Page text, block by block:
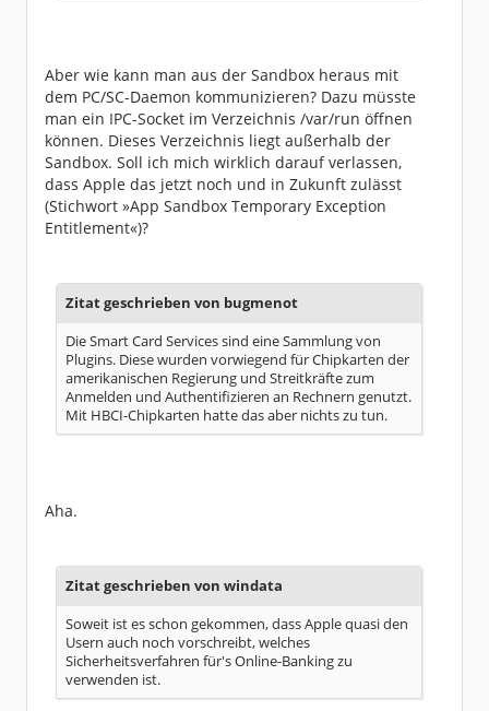
Aber wie kann man aus der Sandbox heraus mit
dem PC/SC-Daemon kommunizieren? Dazu müsste
man ein IPC-Socket im Verzeichnis /var/run öffnen
können. Dieses Verzeichnis liegt außerhalb der
Sandbox. Soll ich mich wirklich darauf verlassen,
dass Apple das jetzt noch und in Zukunft zulässt
(Stichwort »App Sandbox Temporary Exception
Entitlement«)?
Zitat geschrieben von bugmenot
Die Smart Card Services sind eine Sammlung von
Plugins. Diese wurden vorwiegend für Chipkarten der
amerikanischen Regierung und Streitkräfte zum
Anmelden und Authentifizieren an Rechnern genutzt.
Mit HBCI-Chipkarten hatte das aber nichts zu tun.
Aha.
Zitat geschrieben von windata
Soweit ist es schon gekommen, dass Apple quasi den
Usern auch noch vorschreibt, welches
Sicherheitsverfahren für's Online-Banking zu
verwenden ist.